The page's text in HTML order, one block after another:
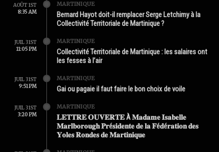
AOÛT 1ST
8:35 AM
MARTINIQUE
Bernard Hayot doit-il remplacer Serge Letchimy à la
Collectivité Territoriale de Martinique ?
JUIL 31ST
11:05 PM
MARTINIQUE
Collectivité Territoriale de Martinique : les salaires ont
les fesses à l’air
JUIL 31ST
9:51 PM
MARTINIQUE
Gai ou pagaie il faut faire le bon choix de voile
JUIL 31ST
3:20 PM
MARTINIQUE
𝐋𝐄𝐓𝐓𝐑𝐄 𝐎𝐔𝐕𝐄𝐑𝐓𝐄 À 𝐌𝐚𝐝𝐚𝐦𝐞 𝐈𝐬𝐚𝐛𝐞𝐥𝐥𝐞
𝐌𝐚𝐫𝐥𝐛𝐨𝐫𝐨𝐮𝐠𝐡 𝐏𝐫é𝐬𝐢𝐝𝐞𝐧𝐭𝐞 𝐝𝐞 𝐥𝐚 𝐅é𝐝é𝐫𝐚𝐭𝐢𝐨𝐧 𝐝𝐞𝐬
𝐘𝐨𝐥𝐞𝐬 𝐑𝐨𝐧𝐝𝐞𝐬 𝐝𝐞 𝐌𝐚𝐫𝐭𝐢𝐧𝐢𝐪𝐮𝐞